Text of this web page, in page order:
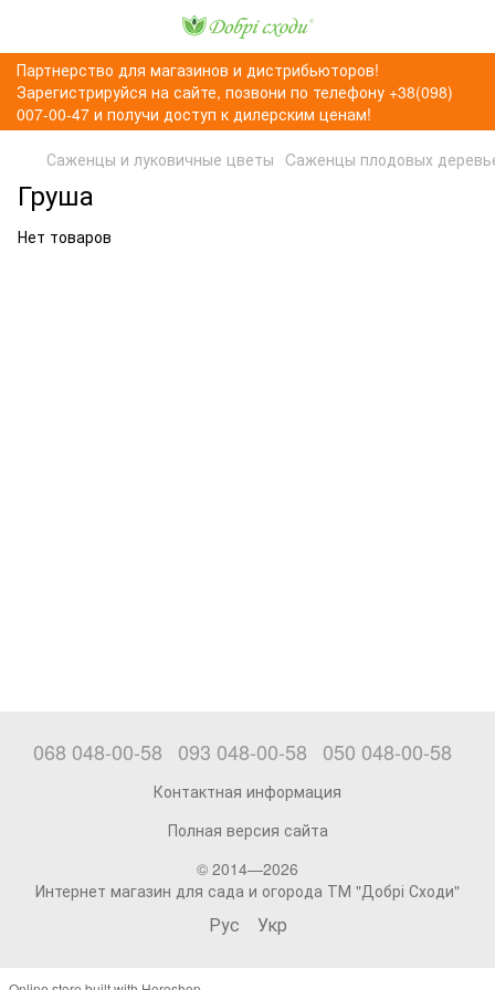
Партнерство для магазинов и дистрибьюторов!
Зарегистрируйся на сайте, позвони по телефону +38(098)
007-00-47 и получи доступ к дилерским ценам!
Саженцы и луковичные цветы Cаженцы плодовых
Груша
Нет товаров
068 048-00-58 093 048-00-58 050 048-00-58
Контактная информация
Полная версия сайта
© 2014—2026
Интернет магазин для сада и огорода ТМ "Добрі Сходи"
Рус Укр